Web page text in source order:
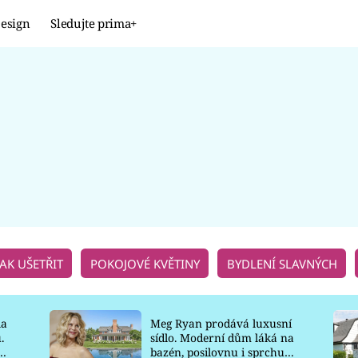
Sledujte prima+
UŠETŘIT POKOJOVÉ KVĚTINY BYDLENÍ SLAVNÝCH
Meg Ryan prodává luxusní
sídlo. Moderní dům láká na
bazén, posilovnu i sprchu